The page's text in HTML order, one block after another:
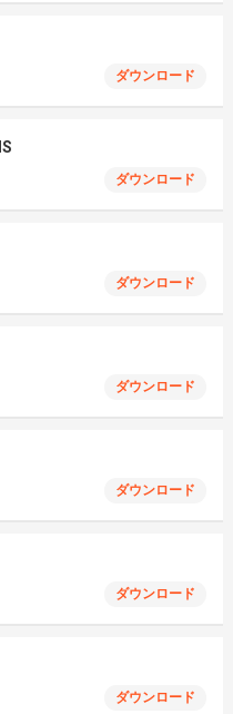
ダウンロード
ダウンロード
ダウンロード
ダウンロード
ダウンロード
ダウンロード
ダウンロード